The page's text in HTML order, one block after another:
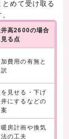
めて受け取る
井高2600の場合
る点
費用の有無と
見せる・下げ
井にするなどの
房計画や換気
の工夫